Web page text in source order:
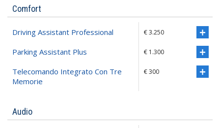
Comfort
Driving Assistant Professional € 3.250
Parking Assistant Plus € 1.300
Telecomando Integrato Con Tre
Memorie
€ 300
Audio